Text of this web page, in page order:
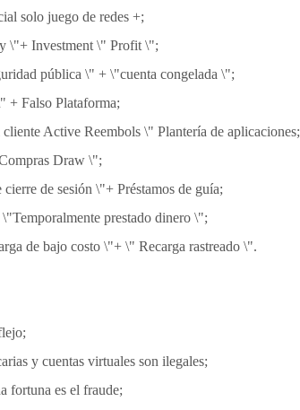
solo juego de redes +;
\"+ Investment \" Profit \";
pública \" + \"cuenta congelada \";
+ Falso Plataforma;
Active Reembols \" Plantería de aplicaciones;
Draw \";
de sesión \"+ Préstamos de guía;
prestado dinero \";
de bajo costo \"+ \" Recarga rastreado \".
y cuentas virtuales son ilegales;
fortuna es el fraude;